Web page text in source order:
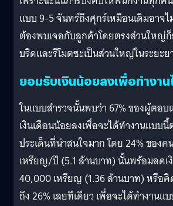
แบบ 9-5 จันทร์ถึงศุกร์เหมือนเดิมอาจ
ต้องพบเจอกับลูกค้าโดยตรงส่วนใหญ่
บริดและรีโมตซะเป็นส่วนใหญ่ในระยะย
ยอมรับเงินน้อยลงเพื่อทำงา
ในแบบสำรวจนั้นพบว่า 67% ของผู้ตอ
เงินเดือนน้อยลงเพื่อจะได้ทำงานแบบนี้
ประเด็นที่น่าสนใจมาก โดย 24% ของ
เหรียญ/ปี (5.1 ล้านบาท) นั้นพร้อมลดเ
40,000 เหรียญ (1.36 ล้านบาท) หรือคิ
ถึง 26% เลยทีเดียว เพื่อจะได้ทำงานแ